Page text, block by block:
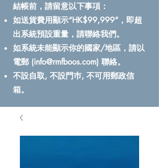
結帳前，請留意以下事項：
如送貨費用顯示“HK$99,999”，即超
出系統預設重量，請聯絡我們。
如系統未能顯示你的國家/地區，請以
電郵 (info@rmfboos.com) 聯絡。
不設自取, 不設門巿, 不可用郵政信
箱。